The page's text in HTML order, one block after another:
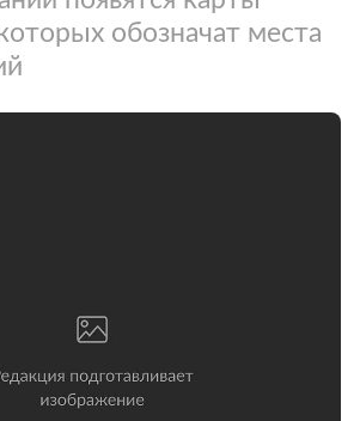
обозначат места